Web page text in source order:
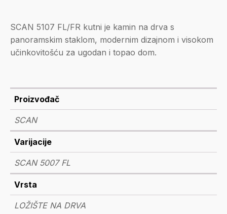
SCAN 5107 FL/FR kutni je kamin na drva s
panoramskim staklom, modernim dizajnom i visokom
učinkovitošću za ugodan i topao dom.
Proizvođač
SCAN
Varijacije
SCAN 5007 FL
Vrsta
LOŽIŠTE NA DRVA